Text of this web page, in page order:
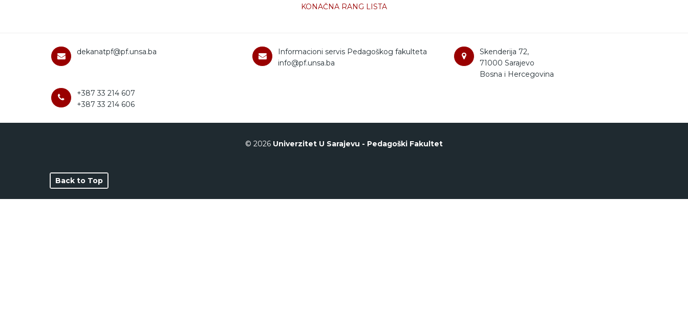
KONAČNA RANG LISTA
dekanatpf@pf.unsa.ba
Informacioni servis Pedagoškog fakulteta
info@pf.unsa.ba
Skenderija 72,
71000 Sarajevo
Bosna i Hercegovina
+387 33 214 607
+387 33 214 606
© 2026 Univerzitet U Sarajevu - Pedagoški Fakultet
Back to Top